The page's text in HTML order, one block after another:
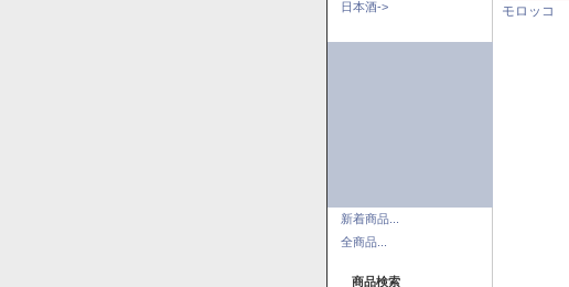
日本酒->
新着商品...
全商品...
商品検索
モロッコ